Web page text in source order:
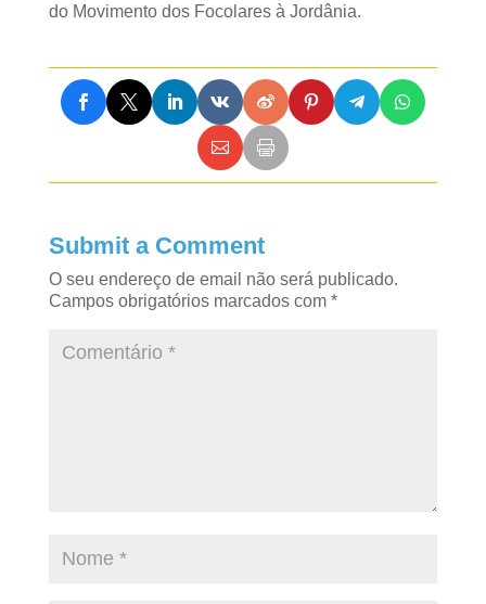
do Movimento dos Focolares à Jordânia.
Submit a Comment
O seu endereço de email não será publicado.
Campos obrigatórios marcados com *